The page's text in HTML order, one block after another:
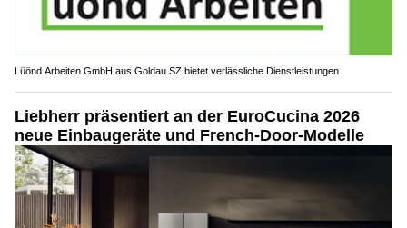
Lüönd Arbeiten GmbH aus Goldau SZ bietet verlässliche Dienstleistungen
Liebherr präsentiert an der EuroCucina 2026
neue Einbaugeräte und French-Door-Modelle